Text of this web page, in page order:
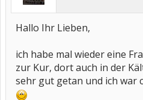
Hallo Ihr Lieben,
ich habe mal wieder eine
zur Kur, dort auch in der
sehr gut getan und ich war